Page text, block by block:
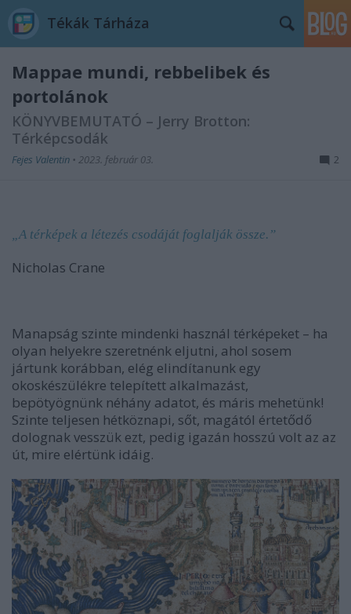
Tékák Tárháza
Mappae mundi, rebbelibek és
portolánok
KÖNYVBEMUTATÓ – Jerry Brotton:
Térképcsodák
Fejes Valentin • 2023. február 03. 2
„A térképek a létezés csodáját foglalják össze.”
Nicholas Crane
Manapság szinte mindenki használ térképeket – ha
olyan helyekre szeretnénk eljutni, ahol sosem
jártunk korábban, elég elindítanunk egy
okoskészülékre telepített alkalmazást,
bepötyögnünk néhány adatot, és máris mehetünk!
Szinte teljesen hétköznapi, sőt, magától értetődő
dolognak vesszük ezt, pedig igazán hosszú volt az az
út, mire elértünk idáig.